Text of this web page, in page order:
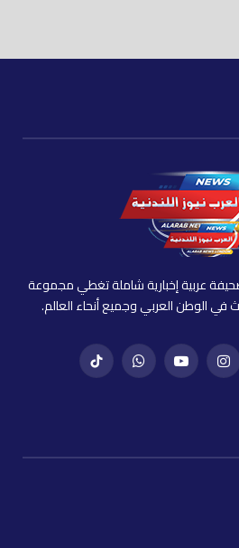
عربية إخبارية شاملة تغطي مجموعة
في الوطن العربي وجميع أنحاء العالم.
إنستغراميوتيوب واتساب تيك